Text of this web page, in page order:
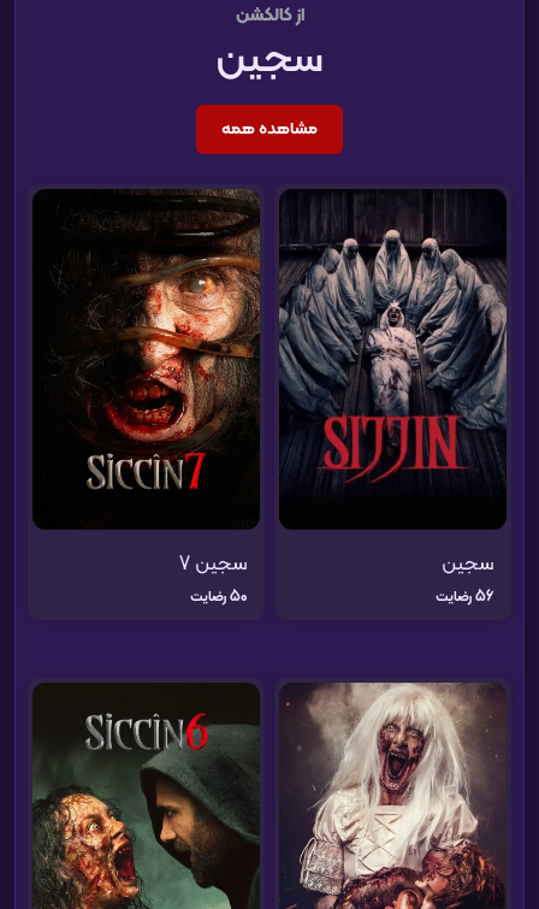
از کالکشن
سجین
مشاهده همه
سجین 7
50 رضایت
سجین
56 رضایت